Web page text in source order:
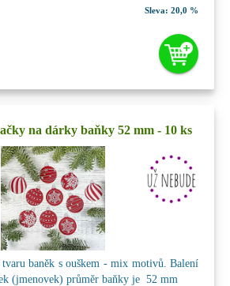
Sleva: 20,0 %
na dárky baňky 52 mm - 10 ks
baněk s ouškem - mix motivů. Balení
(jmenovek) průměr baňky je 52 mm